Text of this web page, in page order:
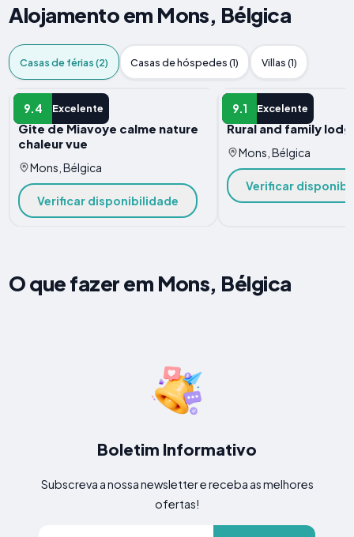
Alojamento em Mons, Bélgica
Casas de férias (2) Casas de hóspedes (1) Villas (1)
9.4 Excelente
CASA DE FéRIAS
Gite de Miavoye calme nature
chaleur vue
Mons, Bélgica
Verificar disponibilidade
9.1 Excelente
CASA DE FéRIAS
Rural and family
Mons, Bélgica
Verificar
O que fazer em Mons, Bélgica
Boletim Informativo
Subscreva a nossa newsletter e receba as melhores
ofertas!